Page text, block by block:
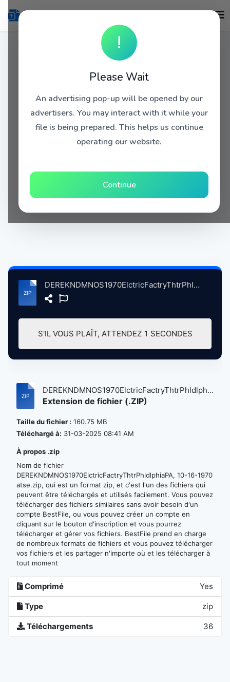
!
Please Wait
An advertising pop-up will be opened by our
advertisers. You may interact with it while your
file is being prepared. This helps us continue
operating our website.
Continue
DEREKNDMNOS1970ElctricFactryThtrPhldlphiaPA, 10-16-1970 atse.zip
S'IL VOUS PLAÎT, ATTENDEZ 1 SECONDES
DEREKNDMNOS1970ElctricFactryThtrPhldlph...
Extension de fichier (.ZIP)
Taille du fichier : 160.75 MB
Téléchargé à: 31-03-2025 08:41 AM
À propos .zip
Nom de fichier
DEREKNDMNOS1970ElctricFactryThtrPhldlphiaPA, 10-16-1970
atse.zip, qui est un format zip, et c'est l'un des fichiers qui
peuvent être téléchargés et utilisés facilement. Vous pouvez
télécharger des fichiers similaires sans avoir besoin d'un
compte BestFile, ou vous pouvez créer un compte en
cliquant sur le bouton d'inscription et vous pourrez
télécharger et gérer vos fichiers. BestFile prend en charge
de nombreux formats de fichiers et vous pouvez télécharger
vos fichiers et les partager n'importe où et les télécharger à
tout moment
Comprimé Yes
Type zip
Téléchargements 36